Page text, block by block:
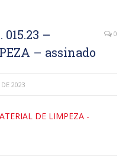
–
– assinado
0
2023
DE LIMPEZA -